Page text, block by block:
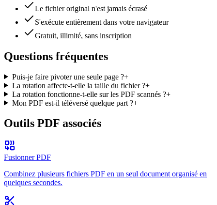
Le fichier original n'est jamais écrasé
S'exécute entièrement dans votre navigateur
Gratuit, illimité, sans inscription
Questions fréquentes
Puis-je faire pivoter une seule page ?+
La rotation affecte-t-elle la taille du fichier ?+
La rotation fonctionne-t-elle sur les PDF scannés ?+
Mon PDF est-il téléversé quelque part ?+
Outils PDF associés
Fusionner PDF
Combinez plusieurs fichiers PDF en un seul document organisé en
quelques secondes.